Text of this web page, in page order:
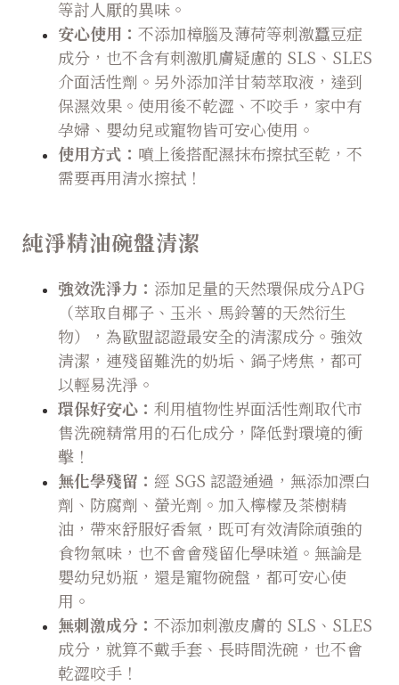
等討人厭的異味。
安心使用： 不添加樟腦及薄荷等刺激蠶豆症
成分，也不含有刺激肌膚疑慮的 SLS、SLES
介面活性劑。另外添加洋甘菊萃取液，達到
保濕效果。使用後不乾澀、不咬手，家中有
孕婦、嬰幼兒或寵物皆可安心使用。
使用方式： 噴上後搭配濕抹布擦拭至乾，不
需要再用清水擦拭！
純淨精油碗盤清潔
強效洗淨力： 添加足量的天然環保成分APG
（萃取自椰子、玉米、馬鈴薯的天然衍生
物），為歐盟認證最安全的清潔成分。強效
清潔，連殘留難洗的奶垢、鍋子烤焦，都可
以輕易洗淨。
環保好安心： 利用植物性界面活性劑取代市
售洗碗精常用的石化成分，降低對環境的衝
擊！
無化學殘留： 經 SGS 認證通過，無添加漂白
劑、防腐劑、螢光劑。加入檸檬及茶樹精
油，帶來舒服好香氣，既可有效清除頑強的
食物氣味，也不會會殘留化學味道。無論是
嬰幼兒奶瓶，還是寵物碗盤，都可安心使
用。
無刺激成分： 不添加刺激皮膚的 SLS、SLES
成分，就算不戴手套、長時間洗碗，也不會
乾澀咬手！